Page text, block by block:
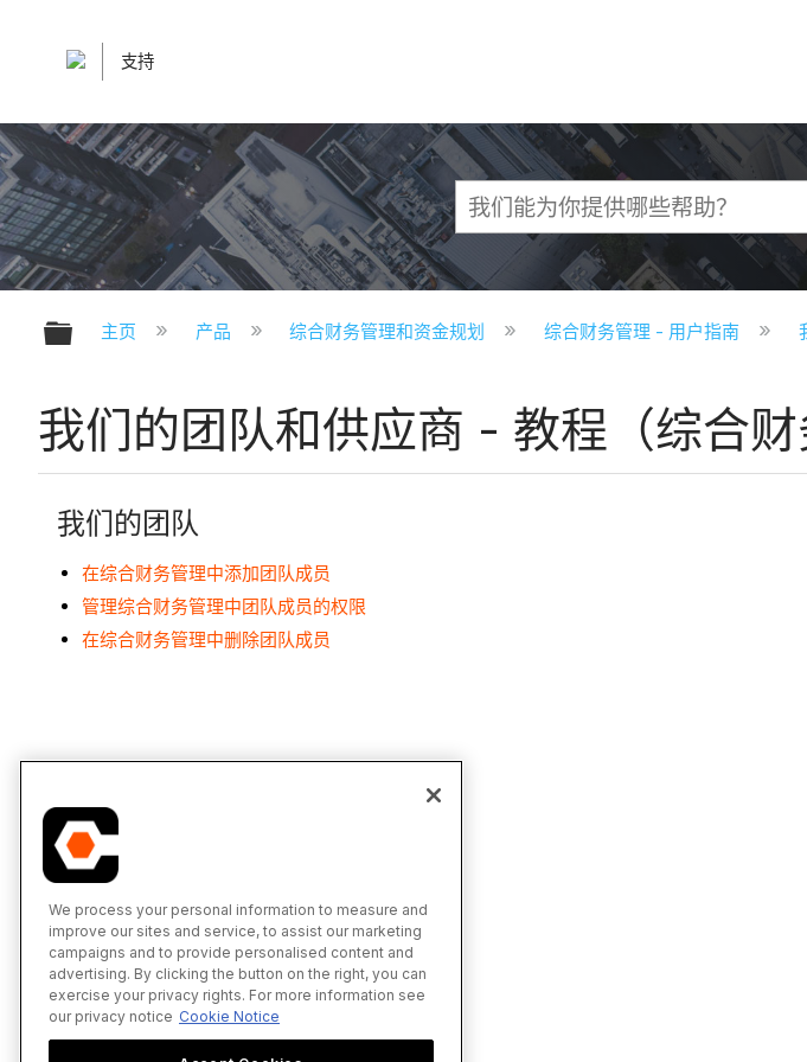
支持
扩展/隐缩全局层次
主页 产品 综合财务管理和资金规划 综合财务管理 - 用户指南
我们的团队和供应商 - 教程（综合财
我们的团队
在综合财务管理中添加团队成员
管理综合财务管理中团队成员的权限
在综合财务管理中删除团队成员
We process your personal information to measure and
improve our sites and service, to assist our marketing
campaigns and to provide personalised content and
advertising. By clicking the button on the right, you can
exercise your privacy rights. For more information see
our privacy notice Cookie Notice